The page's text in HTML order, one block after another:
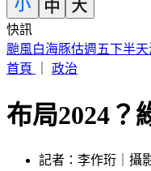
快訊
糖尿病患打猛健樂「血
首頁
政治
布局2024
記者：李作珩｜攝